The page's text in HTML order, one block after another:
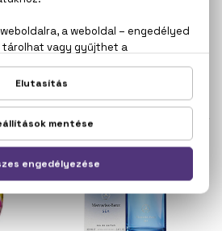
MERCEDES-BENZ
Man Intense